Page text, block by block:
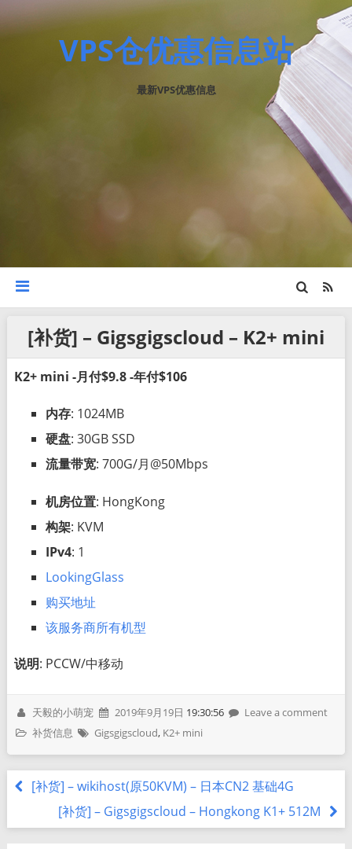
VPS仓优惠信息站
最新VPS优惠信息
[补货] – Gigsgigscloud – K2+ mini
K2+ mini -月付$9.8 -年付$106
内存: 1024MB
硬盘: 30GB SSD
流量带宽: 700G/月@50Mbps
机房位置: HongKong
构架: KVM
IPv4: 1
LookingGlass
购买地址
该服务商所有机型
说明: PCCW/中移动
天毅的小萌宠 2019年9月19日 19:30:56
Leave a comment
补货信息
Gigsgigscloud, K2+ mini
[补货] – wikihost(原50KVM) – 日本CN2 基础4G
[补货] – Gigsgigscloud – Hongkong K1+ 512M